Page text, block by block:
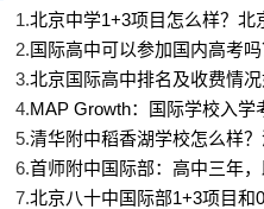
家长认知转变：越来越多
要性，而人大附ICC提供
人大附ICC签约画像：
京籍九类人：海淀区排
100+的成绩。其它区报名
1.北京中学1+3项目怎么样？
2.国际高中可以参加国内高考吗
3.北京国际高中排名及收费情况
4.MAP Growth：国际学校入学
5.清华附中稻香湖学校怎么样
6.首师附中国际部：高中三年
7.北京八十中国际部1+3项目和